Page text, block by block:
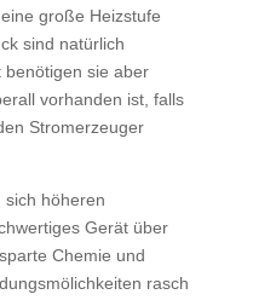
große Heizstufe
sind natürlich
benötigen sie aber
vorhanden ist, falls
Stromerzeuger
sich höheren
Gerät über
Chemie und
rasch